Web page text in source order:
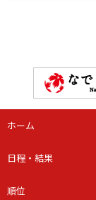
ホーム
日程・結果
順位